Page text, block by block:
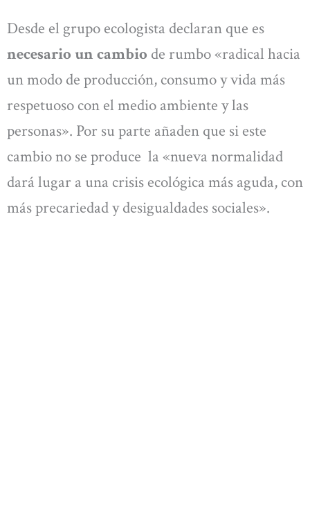
Desde el grupo ecologista declaran que es
necesario un cambio de rumbo «radical hacia
un modo de producción, consumo y vida más
respetuoso con el medio ambiente y las
personas». Por su parte añaden que si este
cambio no se produce la «nueva normalidad
dará lugar a una crisis ecológica más aguda, con
más precariedad y desigualdades sociales».